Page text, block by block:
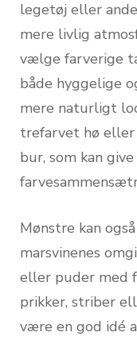
legetøj eller
mere livlig
vælge farverige
både hyggelige
mere naturligt
trefarvet hø
bur, som kan
Mønstre kan
marsvinenes
eller puder med
prikker, striber
være en god idé